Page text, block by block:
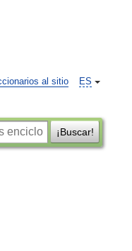
ES
al sitio
¡Buscar!